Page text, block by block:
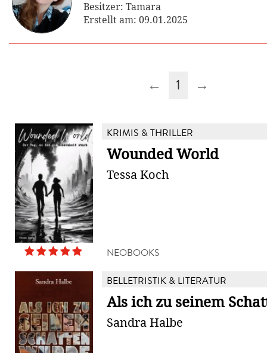
Besitzer: Tamara
Erstellt am: 09.01.2025
← 1 →
KRIMIS & THRILLER
Wounded World
Tessa Koch
NEOBOOKS
BELLETRISTIK & LITERATUR
Als ich zu seinem
Sandra Halbe